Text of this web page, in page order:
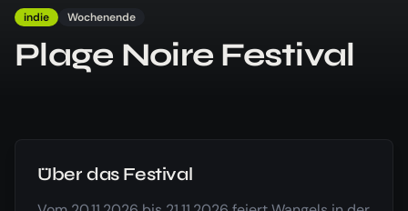
indie Wochenende
Plage Noire Festival
Über das Festival